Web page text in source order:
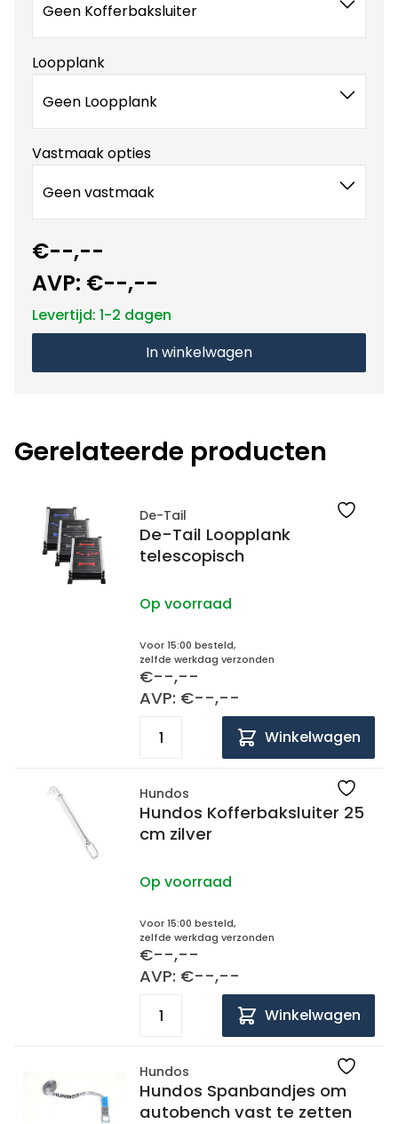
Geen Kofferbaksluiter
Loopplank
Geen Loopplank
Vastmaak opties
Geen vastmaak
€--,--
AVP: €--,--
Levertijd: 1-2 dagen
In winkelwagen
Gerelateerde producten
De-Tail
De-Tail Loopplank
telescopisch
Op voorraad
Voor 15:00 besteld,
zelfde werkdag verzonden
€--,--
AVP: €--,--
Winkelwagen
Hundos
Hundos Kofferbaksluiter 25
cm zilver
Op voorraad
Voor 15:00 besteld,
zelfde werkdag verzonden
€--,--
AVP: €--,--
Winkelwagen
Hundos
Hundos Spanbandjes om
autobench vast te zetten